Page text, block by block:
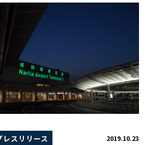
レスリリース 2019.10.23